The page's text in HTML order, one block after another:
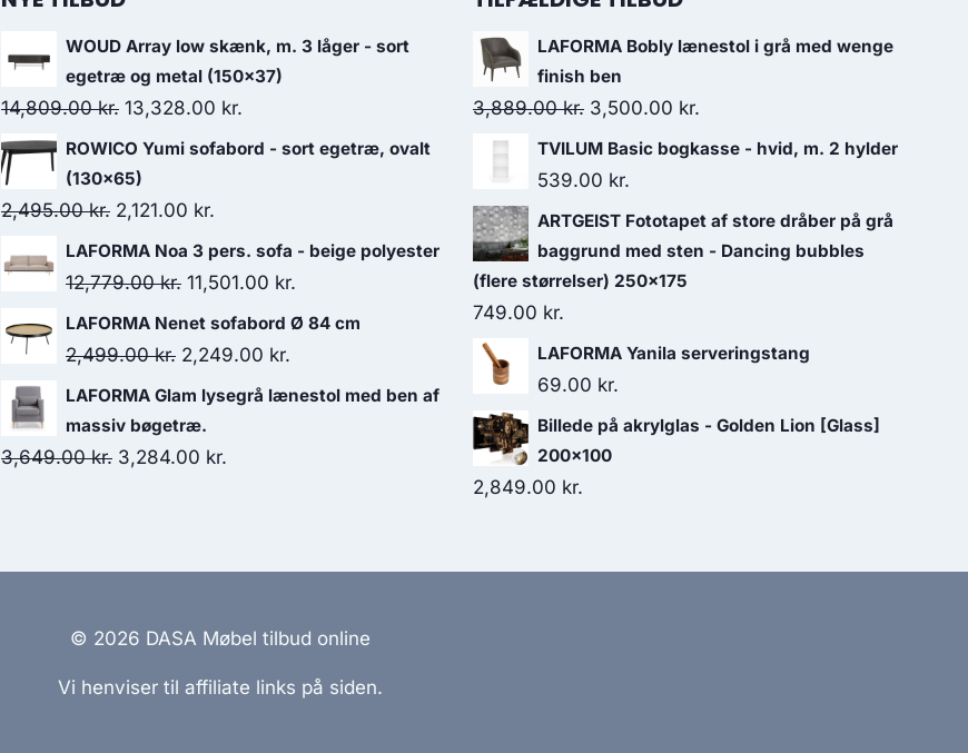
WOUD Array low skænk, m. 3 låger - sort
egetræ og metal (150x37)
14,809.00kr. 13,328.00 kr.
ROWICO Yumi sofabord - sort egetræ, ovalt
(130x65)
2,495.00kr. 2,121.00 kr.
LAFORMA Noa 3 pers. sofa - beige polyester
12,779.00kr. 11,501.00 kr.
LAFORMA Nenet sofabord Ø 84 cm
2,499.00kr. 2,249.00 kr.
LAFORMA Glam lysegrå lænestol med ben af
massiv bøgetræ.
3,649.00kr. 3,284.00 kr.
LAFORMA Bobly lænestol i grå med wenge
finish ben
3,889.00kr. 3,500.00 kr.
TVILUM Basic bogkasse - hvid, m. 2 hylder
539.00 kr.
ARTGEIST Fototapet af store dråber på grå
baggrund med sten - Dancing bubbles
(flere størrelser) 250x175
749.00 kr.
LAFORMA Yanila serveringstang
69.00 kr.
Billede på akrylglas - Golden Lion [Glass]
200x100
2,849.00 kr.
© 2026 DASA Møbel tilbud online
Vi henviser til affiliate links på siden.